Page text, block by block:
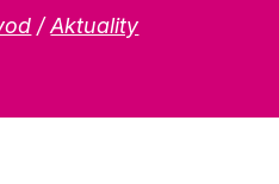
/Aktuality